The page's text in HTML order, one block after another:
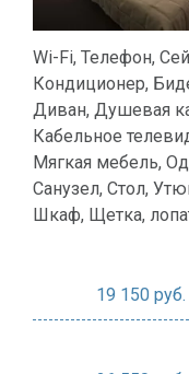
Wi-Fi, Телефон,
Кондиционер,
Диван, Душевая
Кабельное
Мягкая мебель,
Санузел, Стол,
Шкаф, Щетка,
19 150